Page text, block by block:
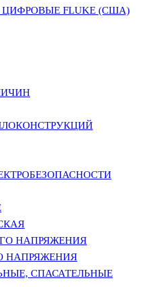
FLUKE (США)
НАПРЯЖЕНИЯ
НАПРЯЖЕНИЯ
СПАСАТЕЛЬНЫЕ